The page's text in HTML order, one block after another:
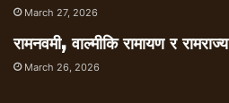
March 27, 2026
रामनवमी, वाल्मीकि रामायण र रामराज्य
March 26, 2026